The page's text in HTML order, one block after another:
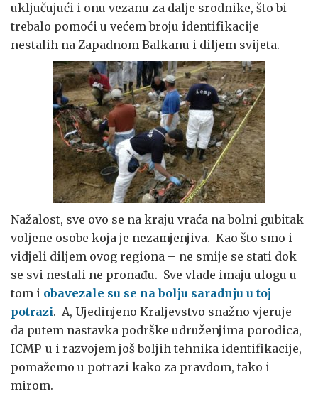
uključujući i onu vezanu za dalje srodnike, što bi
trebalo pomoći u većem broju identifikacije
nestalih na Zapadnom Balkanu i diljem svijeta.
Nažalost, sve ovo se na kraju vraća na bolni gubitak
voljene osobe koja je nezamjenjiva. Kao što smo i
vidjeli diljem ovog regiona – ne smije se stati dok
se svi nestali ne pronađu. Sve vlade imaju ulogu u
tom i obavezale su se na bolju saradnju u toj
potrazi. A, Ujedinjeno Kraljevstvo snažno vjeruje
da putem nastavka podrške udruženjima porodica,
ICMP-u i razvojem još boljih tehnika identifikacije,
pomažemo u potrazi kako za pravdom, tako i
mirom.